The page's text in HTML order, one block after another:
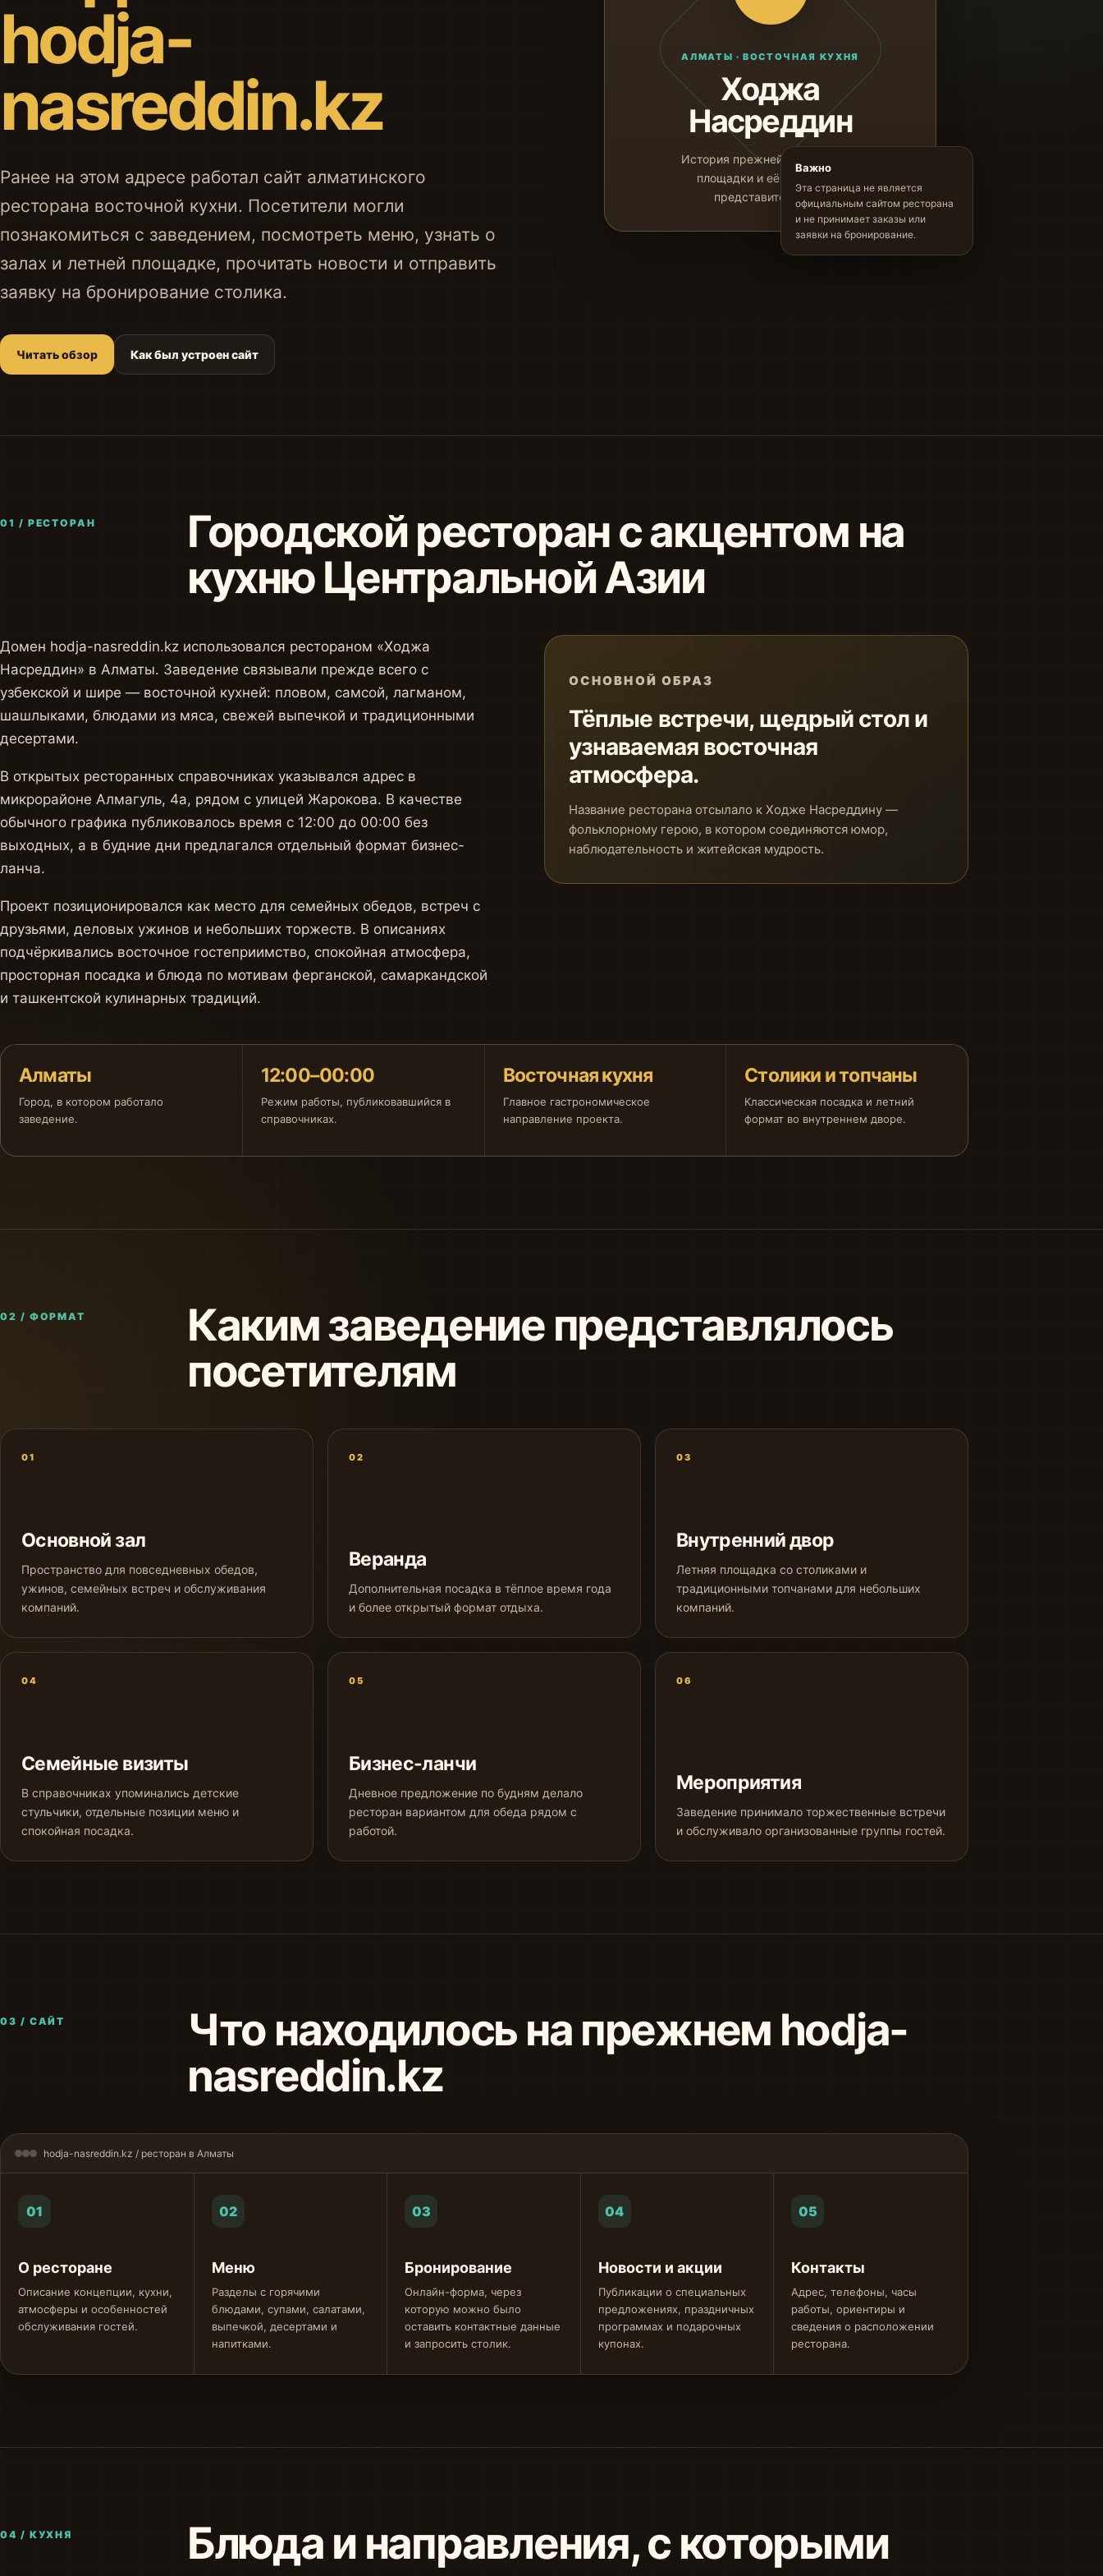
hodja-
nasreddin.kz
Ранее на этом адресе работал сайт алматинского
ресторана восточной кухни. Посетители могли
познакомиться с заведением, посмотреть меню, узнать о
залах и летней площадке, прочитать новости и отправить
заявку на бронирование столика.
Читать обзор Как был устроен сайт
АЛМАТЫ · ВОСТОЧНАЯ КУХНЯ
Ходжа
Насреддин
История прежней ресторанной
площадки и её цифрового
представительства.
Важно
Эта страница не является
официальным сайтом ресторана
и не принимает заказы или
заявки на бронирование.
01 / РЕСТОРАН
Городской ресторан с акцентом на
кухню Центральной Азии
Домен hodja-nasreddin.kz использовался рестораном «Ходжа
Насреддин» в Алматы. Заведение связывали прежде всего с
узбекской и шире — восточной кухней: пловом, самсой, лагманом,
шашлыками, блюдами из мяса, свежей выпечкой и традиционными
десертами.
В открытых ресторанных справочниках указывался адрес в
микрорайоне Алмагуль, 4а, рядом с улицей Жарокова. В качестве
обычного графика публиковалось время с 12:00 до 00:00 без
выходных, а в будние дни предлагался отдельный формат бизнес-
ланча.
Проект позиционировался как место для семейных обедов, встреч с
друзьями, деловых ужинов и небольших торжеств. В описаниях
подчёркивались восточное гостеприимство, спокойная атмосфера,
просторная посадка и блюда по мотивам ферганской, самаркандской
и ташкентской кулинарных традиций.
ОСНОВНОЙ ОБРАЗ
Тёплые встречи, щедрый стол и
узнаваемая восточная
атмосфера.
Название ресторана отсылало к Ходже Насреддину —
фольклорному герою, в котором соединяются юмор,
наблюдательность и житейская мудрость.
Алматы
Город, в котором работало
заведение.
12:00–00:00
Режим работы, публиковавшийся в
справочниках.
Восточная кухня
Главное гастрономическое
направление проекта.
Столики и топчаны
Классическая посадка и летний
формат во внутреннем дворе.
02 / ФОРМАТ
Каким заведение представлялось
посетителям
01
Основной зал
Пространство для повседневных обедов,
ужинов, семейных встреч и обслуживания
компаний.
02
Веранда
Дополнительная посадка в тёплое время года
и более открытый формат отдыха.
03
Внутренний двор
Летняя площадка со столиками и
традиционными топчанами для небольших
компаний.
04
Семейные визиты
В справочниках упоминались детские
стульчики, отдельные позиции меню и
спокойная посадка.
05
Бизнес-ланчи
Дневное предложение по будням делало
ресторан вариантом для обеда рядом с
работой.
06
Мероприятия
Заведение принимало торжественные встречи
и обслуживало организованные группы гостей.
03 / САЙТ
Что находилось на прежнем hodja-
nasreddin.kz
hodja-nasreddin.kz / ресторан в Алматы
01
О ресторане
Описание концепции, кухни,
атмосферы и особенностей
обслуживания гостей.
02
Меню
Разделы с горячими
блюдами, супами, салатами,
выпечкой, десертами и
напитками.
03
Бронирование
Онлайн-форма, через
которую можно было
оставить контактные данные
и запросить столик.
04
Новости и акции
Публикации о специальных
предложениях, праздничных
программах и подарочных
купонах.
05
Контакты
Адрес, телефоны, часы
работы, ориентиры и
сведения о расположении
ресторана.
04 / КУХНЯ
Блюда и направления, с которыми